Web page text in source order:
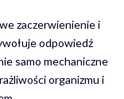
zaczerwienienie i
odpowiedź
samo mechaniczne
organizmu i